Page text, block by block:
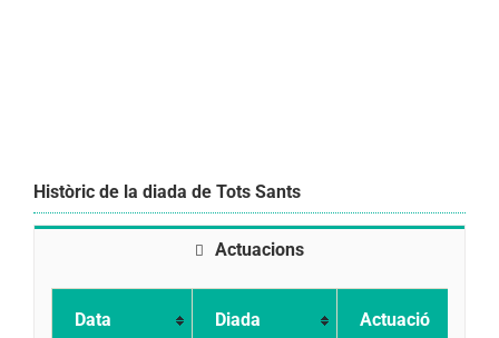
Històric de la diada de Tots Sants
Actuacions
Data Diada Actuació